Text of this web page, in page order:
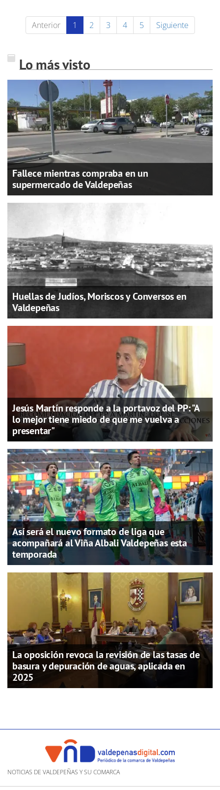
Anterior 1 2 3 4 5 Siguiente
Lo más visto
Fallece mientras compraba en un
supermercado de Valdepeñas
Huellas de Judíos, Moriscos y Conversos en
Valdepeñas
Jesús Martín responde a la portavoz del PP: "A
lo mejor tiene miedo de que me vuelva a
presentar"
Así será el nuevo formato de liga que
acompañará al Viña Albali Valdepeñas esta
temporada
La oposición revoca la revisión de las tasas de
basura y depuración de aguas, aplicada en
2025
NOTICIAS DE VALDEPEÑAS Y SU COMARCA